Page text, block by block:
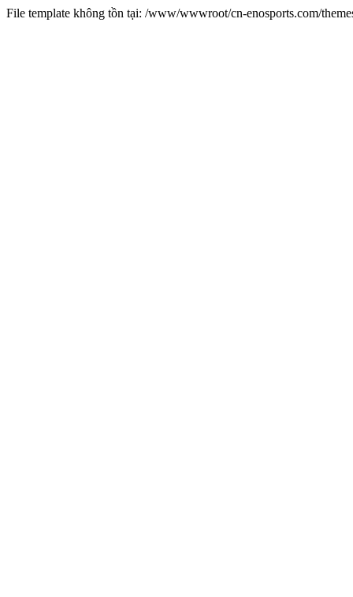
File template không tồn tại: /www/wwwroot/cn-enosports.com/